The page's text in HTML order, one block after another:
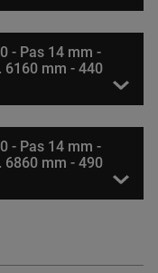
- Pas 14 mm -
6160 mm - 440
- Pas 14 mm -
6860 mm - 490